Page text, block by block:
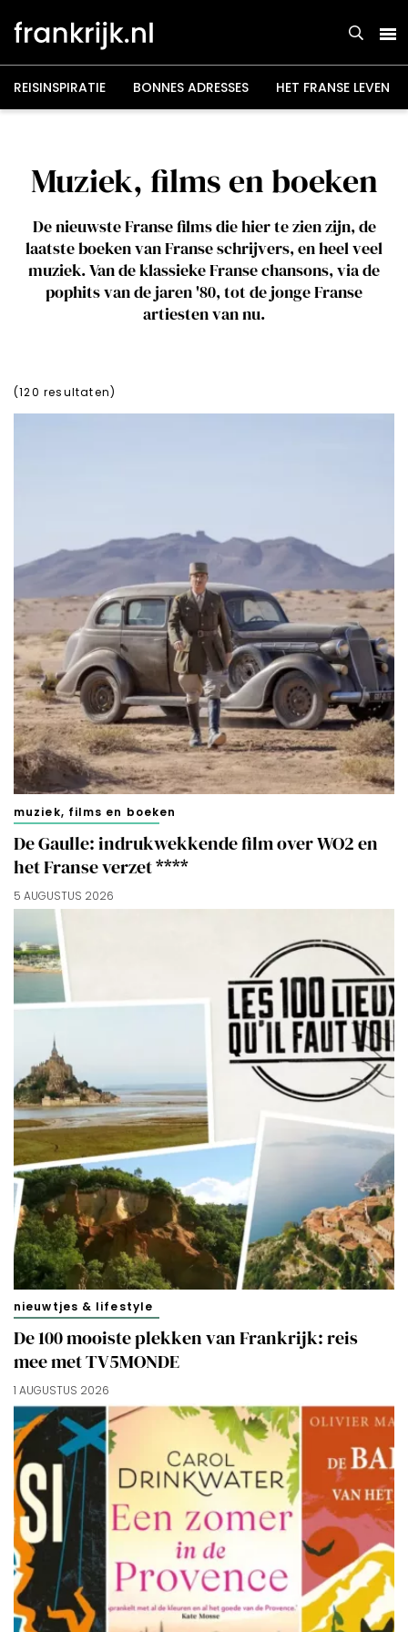
naar
inhoud
REISINSPIRATIE BONNES ADRESSES HET FRANSE LEVEN
Muziek, films en boeken
De nieuwste Franse films die hier te zien zijn, de
laatste boeken van Franse schrijvers, en heel veel
muziek. Van de klassieke Franse chansons, via de
pophits van de jaren '80, tot de jonge Franse
artiesten van nu.
(120 resultaten)
muziek, films en boeken
De Gaulle: indrukwekkende film over WO2 en
het Franse verzet ****
5 AUGUSTUS 2026
nieuwtjes & lifestyle
De 100 mooiste plekken van Frankrijk: reis
mee met TV5MONDE
1 AUGUSTUS 2026